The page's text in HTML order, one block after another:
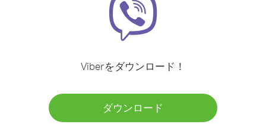
Viberをダウンロード！
ダウンロード